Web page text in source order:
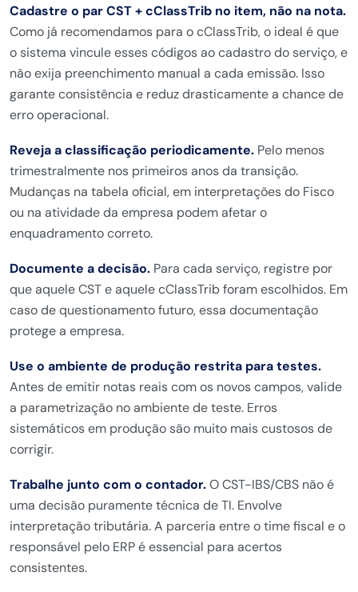
Cadastre o par CST + cClassTrib no item, não na nota.
Como já recomendamos para o cClassTrib, o ideal é que
o sistema vincule esses códigos ao cadastro do serviço, e
não exija preenchimento manual a cada emissão. Isso
garante consistência e reduz drasticamente a chance de
erro operacional.
Reveja a classificação periodicamente. Pelo menos
trimestralmente nos primeiros anos da transição.
Mudanças na tabela oficial, em interpretações do Fisco
ou na atividade da empresa podem afetar o
enquadramento correto.
Documente a decisão. Para cada serviço, registre por
que aquele CST e aquele cClassTrib foram escolhidos. Em
caso de questionamento futuro, essa documentação
protege a empresa.
Use o ambiente de produção restrita para testes.
Antes de emitir notas reais com os novos campos, valide
a parametrização no ambiente de teste. Erros
sistemáticos em produção são muito mais custosos de
corrigir.
Trabalhe junto com o contador.O CST-IBS/CBS não é
uma decisão puramente técnica de TI. Envolve
interpretação tributária. A parceria entre o time fiscal e o
responsável pelo ERP é essencial para acertos
consistentes.